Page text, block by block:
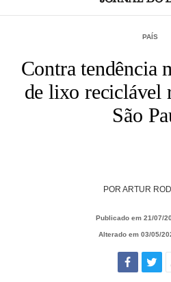
PAÍS
Contra tendência
de lixo reciclável
São
POR ARTUR
Publicado em 21/07/
Alterado em 03/05/